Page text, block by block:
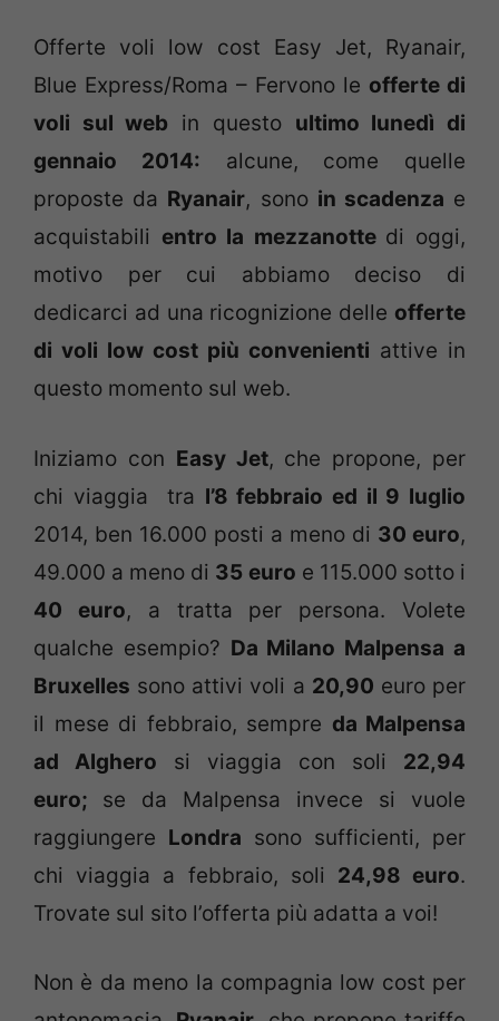
Offerte voli low cost Easy Jet, Ryanair,
Blue Express/Roma – Fervono le offerte di
voli sul web in questo ultimo lunedì di
gennaio 2014: alcune, come quelle
proposte da Ryanair, sono in scadenza e
acquistabili entro la mezzanotte di oggi,
motivo per cui abbiamo deciso di
dedicarci ad una ricognizione delle offerte
di voli low cost più convenienti attive in
questo momento sul web.
Iniziamo con Easy Jet, che propone, per
chi viaggia tra l’8 febbraio ed il 9 luglio
2014, ben 16.000 posti a meno di 30 euro,
49.000 a meno di 35 euro e 115.000 sotto i
40 euro, a tratta per persona. Volete
qualche esempio? Da Milano Malpensa a
Bruxelles sono attivi voli a 20,90 euro per
il mese di febbraio, sempre da Malpensa
ad Alghero si viaggia con soli 22,94
euro; se da Malpensa invece si vuole
raggiungere Londra sono sufficienti, per
chi viaggia a febbraio, soli 24,98 euro.
Trovate sul sito l’offerta più adatta a voi!
Non è da meno la compagnia low cost per